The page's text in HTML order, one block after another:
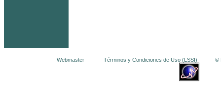
Webmaster Términos y Condiciones de Uso (LSSI) © La